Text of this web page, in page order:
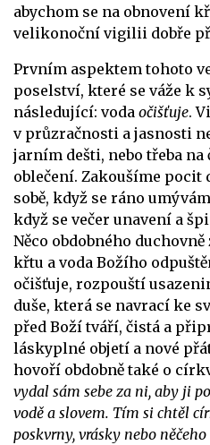
abychom se na obnovení
velikonoční vigilii dobře
Prvním aspektem tohoto
poselství, které se váže k
následující: voda očišťuje.
v průzračnosti a jasnosti
jarním dešti, nebo třeba
oblečení. Zakoušíme pocit
sobě, když se ráno
když se večer unavení a
Něco obdobného
křtu a voda Božího
očišťuje, rozpouští
duše, která se navrací ke
před Boží tváří, čistá a
láskyplné objetí a nové
hovoří obdobně také o
vydal sám sebe za ni, aby ji
vodě a slovem. Tím si chtěl
poskvrny, vrásky nebo